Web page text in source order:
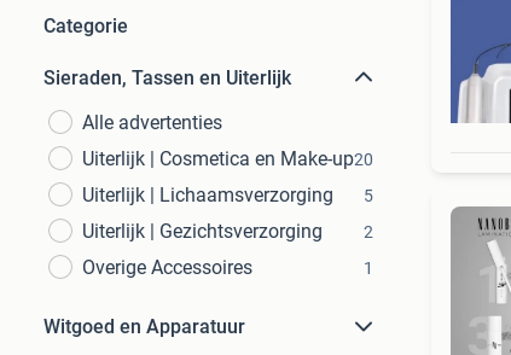
Categorie
Sieraden, Tassen en Uiterlijk
Alle advertenties
Uiterlijk | Cosmetica en Make-up20
Uiterlijk | Lichaamsverzorging 5
Uiterlijk | Gezichtsverzorging 2
Overige Accessoires 1
Witgoed en Apparatuur